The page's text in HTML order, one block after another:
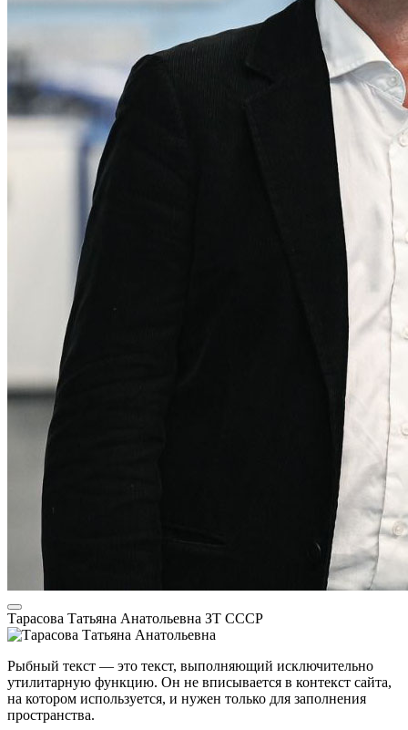
Тарасова Татьяна Анатольевна ЗТ СССР
Рыбный текст — это текст, выполняющий исключительно
утилитарную функцию. Он не вписывается в контекст сайта,
на котором используется, и нужен только для заполнения
пространства.